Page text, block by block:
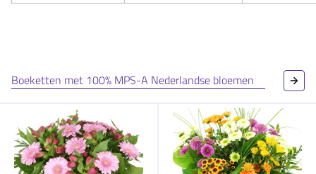
Boeketten met 100% MPS-A Nederlandse bloemen